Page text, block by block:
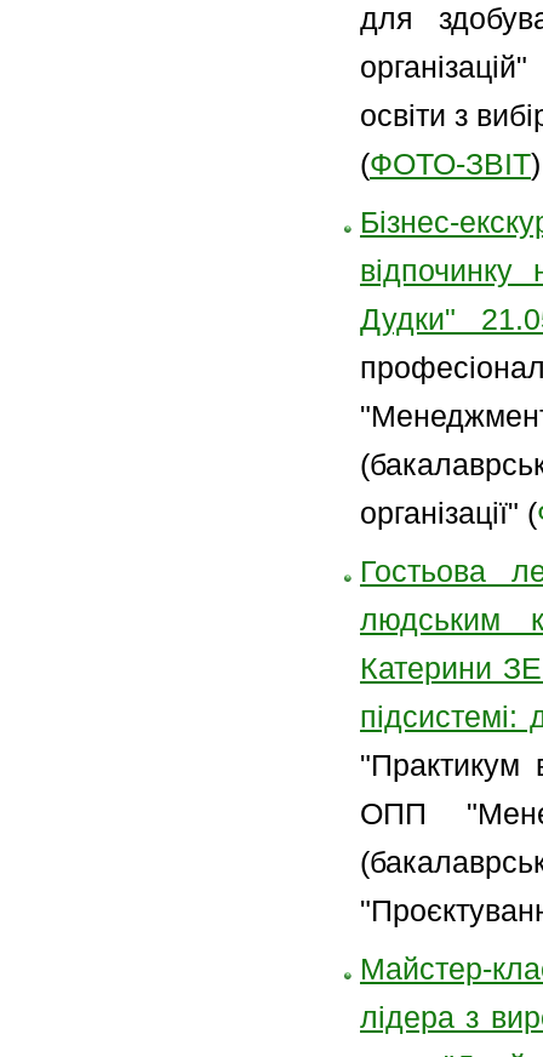
для
освіти з
(ФОТО-ЗВІТ
Бізнес-
відпочинку
Дудки"
організації" (
Гостьова
людським
Катерини
"Практикум
ОПП
Майстер-
лідера з